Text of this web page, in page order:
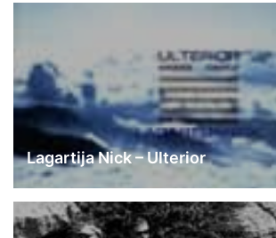
Lagartija Nick – Ulterior